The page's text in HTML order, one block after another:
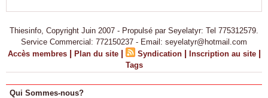
Thiesinfo, Copyright Juin 2007 - Propulsé par Seyelatyr: Tel 775312579.
Service Commercial: 772150237 - Email: seyelatyr@hotmail.com
Accès membres | Plan du site | Syndication | Inscription au site |
Tags
Qui Sommes-nous?